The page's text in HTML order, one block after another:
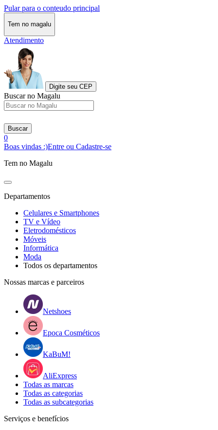
Pular para o conteudo principal
Tem no magalu
Atendimento
Digite seu CEP
Buscar no Magalu
Buscar
0
Boas vindas :)Entre ou Cadastre-se
Tem no Magalu
Departamentos
Celulares e Smartphones
TV e Vídeo
Eletrodomésticos
Móveis
Informática
Moda
Todos os departamentos
Nossas marcas e parceiros
Netshoes
Epoca Cosméticos
KaBuM!
AliExpress
Todas as marcas
Todas as categorias
Todas as subcategorias
Serviços e benefícios